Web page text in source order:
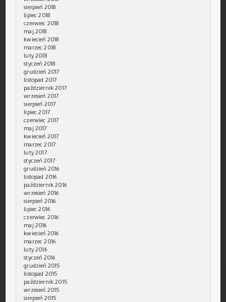
sierpień 2018
lipiec 2018
czerwiec 2018
maj 2018
kwiecień 2018
marzec 2018
luty 2018
styczeń 2018
grudzień 2017
listopad 2017
październik 2017
wrzesień 2017
sierpień 2017
lipiec 2017
czerwiec 2017
maj 2017
kwiecień 2017
marzec 2017
luty 2017
styczeń 2017
grudzień 2016
listopad 2016
październik 2016
wrzesień 2016
sierpień 2016
lipiec 2016
czerwiec 2016
maj 2016
kwiecień 2016
marzec 2016
luty 2016
styczeń 2016
grudzień 2015
listopad 2015
październik 2015
wrzesień 2015
sierpień 2015